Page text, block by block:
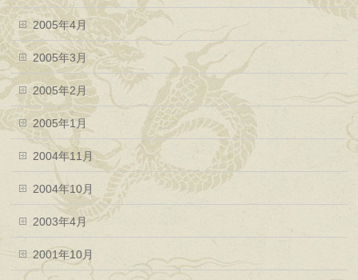
2005年4月
2005年3月
2005年2月
2005年1月
2004年11月
2004年10月
2003年4月
2001年10月